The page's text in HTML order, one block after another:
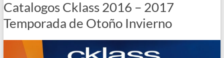
Catalogos Cklass 2016 – 2017
Temporada de Otoño Invierno